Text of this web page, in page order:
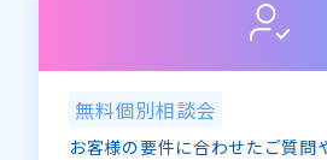
無料個別相談会
お客様の要件に合わせたご質問